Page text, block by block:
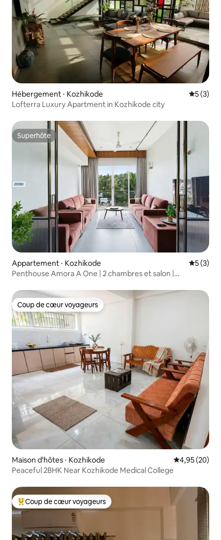
Hébergement ⋅ Kozhikode
5 (3)
Lofterra Luxury Apartment in Kozhikode city
Superhôte
Superhôte
Appartement ⋅ Kozhikode
5 (3)
Penthouse Amora A One | 2 chambres et salon |
Coup de cœur voyageurs
Coup de cœur voyageurs
Maison d'hôtes ⋅ Kozhikode Évaluation
4,95 (20)
Peaceful 2BHK Near Kozhikode Medical College
Coups de cœur voyageurs les plus appréciés
Coup de cœur voyageurs